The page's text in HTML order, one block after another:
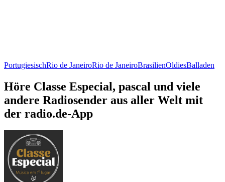
PortugiesischRio de JaneiroRio de JaneiroBrasilienOldiesBalladen
Höre Classe Especial, pascal und viele
andere Radiosender aus aller Welt mit
der radio.de-App